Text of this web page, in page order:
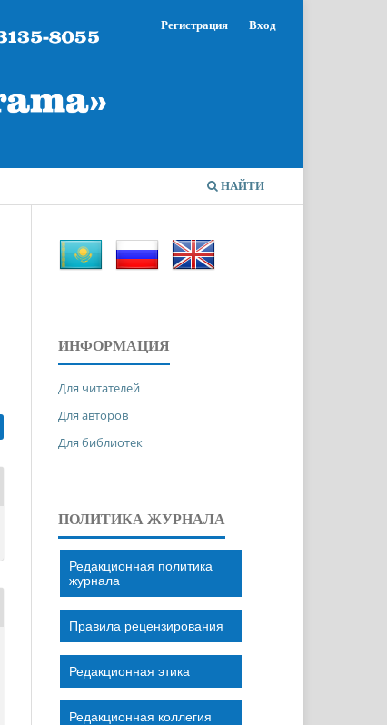
НАЙТИ
Регистрация Вход
ИНФОРМАЦИЯ
Для читателей
Для авторов
Для библиотек
ПОЛИТИКА ЖУРНАЛА
Редакционная политика
журнала
Правила рецензирования
Редакционная этика
Редакционная коллегия